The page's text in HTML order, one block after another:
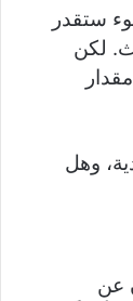
ستقدر
لكن
وهل
عن